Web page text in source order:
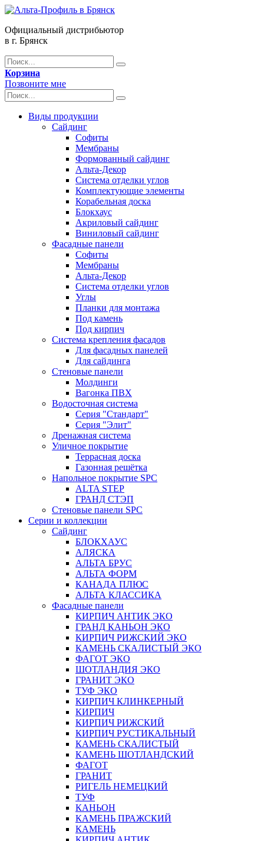
Официальный дистрибьютор
в г. Брянск
Корзина
Позвоните мне
Виды продукции
Сайдинг
Софиты
Мембраны
Формованный сайдинг
Альта-Декор
Система отделки углов
Комплектующие элементы
Корабельная доска
Блокхаус
Акриловый сайдинг
Виниловый сайдинг
Фасадные панели
Софиты
Мембраны
Альта-Декор
Система отделки углов
Углы
Планки для монтажа
Под камень
Под кирпич
Система крепления фасадов
Для фасадных панелей
Для сайдинга
Стеновые панели
Молдинги
Вагонка ПВХ
Водосточная система
Серия "Стандарт"
Серия "Элит"
Дренажная система
Уличное покрытие
Террасная доска
Газонная решётка
Напольное покрытие SPC
ALTA STEP
ГРАНД СТЭП
Стеновые панели SPC
Серии и коллекции
Сайдинг
БЛОКХАУС
АЛЯСКА
АЛЬТА БРУС
АЛЬТА ФОРМ
КАНАДА ПЛЮС
АЛЬТА КЛАССИКА
Фасадные панели
КИРПИЧ АНТИК ЭКО
ГРАНД КАНЬОН ЭКО
КИРПИЧ РИЖСКИЙ ЭКО
КАМЕНЬ СКАЛИСТЫЙ ЭКО
ФАГОТ ЭКО
ШОТЛАНДИЯ ЭКО
ГРАНИТ ЭКО
ТУФ ЭКО
КИРПИЧ КЛИНКЕРНЫЙ
КИРПИЧ
КИРПИЧ РИЖСКИЙ
КИРПИЧ РУСТИКАЛЬНЫЙ
КАМЕНЬ СКАЛИСТЫЙ
КАМЕНЬ ШОТЛАНДСКИЙ
ФАГОТ
ГРАНИТ
РИГЕЛЬ НЕМЕЦКИЙ
ТУФ
КАНЬОН
КАМЕНЬ ПРАЖСКИЙ
КАМЕНЬ